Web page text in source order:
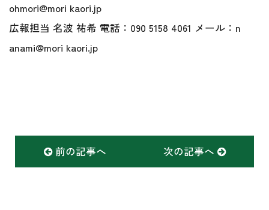
ohmori@mori kaori.jp
広報担当 名波 祐希 電話：090 5158 4061 メール：n
anami@mori kaori.jp
前の記事へ 次の記事へ